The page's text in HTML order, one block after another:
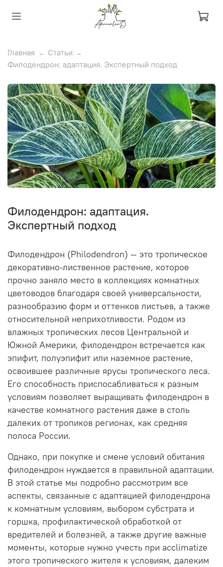
Главная
Статьи
Филодендрон: адаптация. Экспертный подход
Филодендрон: адаптация.
Экспертный подход
Филодендрон (Philodendron) — это тропическое
декоративно-лиственное растение, которое
прочно заняло место в коллекциях комнатных
цветоводов благодаря своей универсальности,
разнообразию форм и оттенков листьев, а также
относительной неприхотливости. Родом из
влажных тропических лесов Центральной и
Южной Америки, филодендрон встречается как
эпифит, полуэпифит или наземное растение,
освоившее различные ярусы тропического леса.
Его способность приспосабливаться к разным
условиям позволяет выращивать филодендрон в
качестве комнатного растения даже в столь
далеких от тропиков регионах, как средняя
полоса России.
Однако, при покупке и смене условий обитания
филодендрон нуждается в правильной адаптации.
В этой статье мы подробно рассмотрим все
аспекты, связанные с адаптацией филодендрона
к комнатным условиям, выбором субстрата и
горшка, профилактической обработкой от
вредителей и болезней, а также другие важные
моменты, которые нужно учесть при acclimatize
этого тропического жителя к условиям, далеким